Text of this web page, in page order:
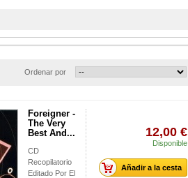
Ordenar por
Foreigner -
The Very
Best And...
CD
Recopilatorio
Editado Por El
12,00 €
Disponible
Añadir a la cesta